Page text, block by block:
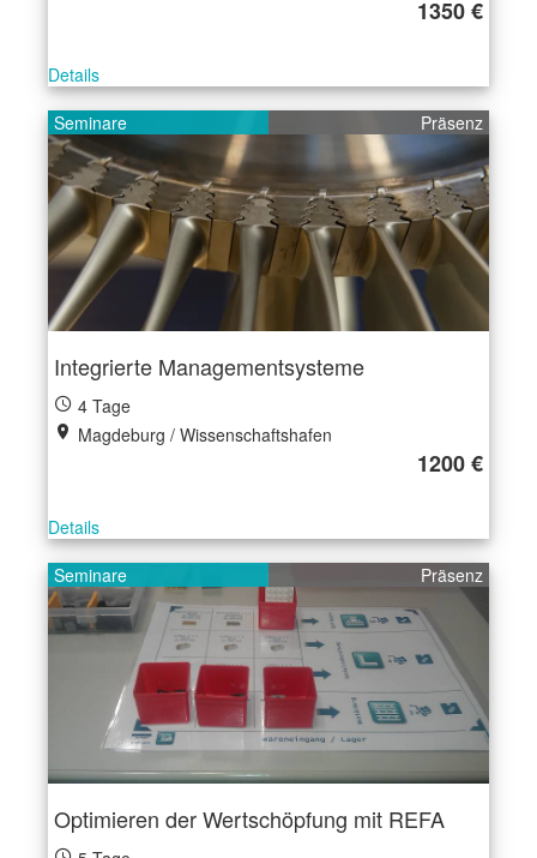
1350 €
Details
Seminare
Präsenz
Integrierte Managementsysteme
4 Tage
Magdeburg / Wissenschaftshafen
1200 €
Details
Seminare
Präsenz
Optimieren der Wertschöpfung mit REFA